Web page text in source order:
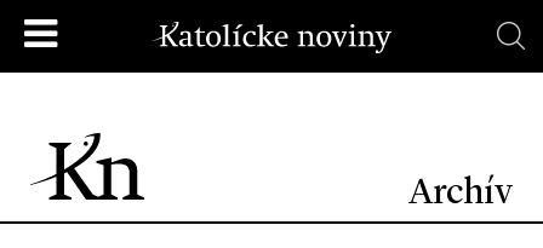
Archív